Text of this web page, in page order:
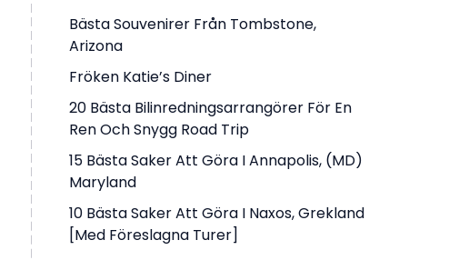
Bästa Souvenirer Från Tombstone,
Arizona
Fröken Katie’s Diner
20 Bästa Bilinredningsarrangörer För En
Ren Och Snygg Road Trip
15 Bästa Saker Att Göra I Annapolis, (MD)
Maryland
10 Bästa Saker Att Göra I Naxos, Grekland
[med Föreslagna Turer]